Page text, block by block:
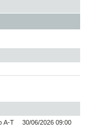
A-T
30/06/2026 09:00